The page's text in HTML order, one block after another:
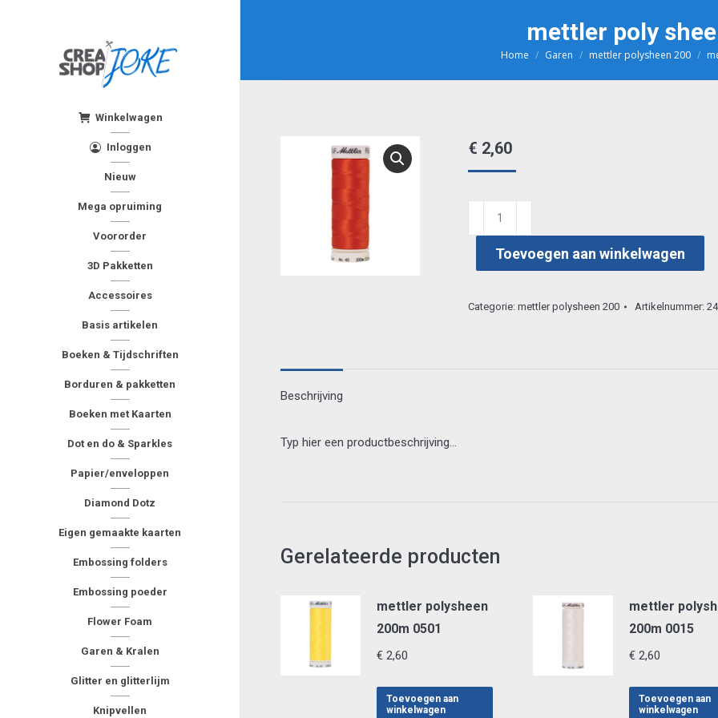
Winkelwagen
Inloggen
Nieuw
Mega opruiming
Voororder
3D Pakketten
Accessoires
Basis artikelen
Boeken & Tijdschriften
Borduren & pakketten
Boeken met Kaarten
Dot en do & Sparkles
Papier/enveloppen
Diamond Dotz
Eigen gemaakte kaarten
Embossing folders
Embossing poeder
Flower Foam
Garen & Kralen
Glitter en glitterlijm
Knipvellen
mettler poly
Je bent hier:
Home Garen mettler polysheen 200
€ 2,60
mettler
poly
aantal
Toevoegen aan winkelwagen
Categorie: mettler polysheen 200 Artikelnummer:
Beschrijving
Typ hier een productbeschrijving…
Gerelateerde producten
mettler polysheen
200m 0501
€ 2,60
Toevoegen aan
winkelwagen
mettler
200m 0015
€2,60
Toevoegen aan
winkelwagen